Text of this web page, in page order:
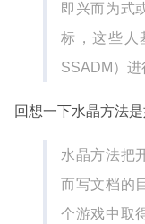
即兴而为式
标，这些人
SSADM）进
回想一下水晶方法
水晶方法把
而写文档的
个游戏中取